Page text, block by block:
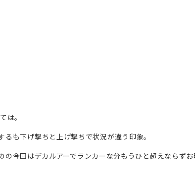
は。
も下げ撃ちと上げ撃ちで状況が違う印象。
今回はデカルアーでランカーな分もうひと超えならず